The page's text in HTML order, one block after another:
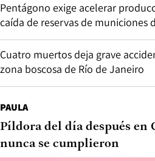
Pentágono exige acelerar
caída de reservas de municiones
Cuatro muertos deja grave
zona boscosa de Río de Janeiro
PAULA
Píldora del día después en
nunca se cumplieron